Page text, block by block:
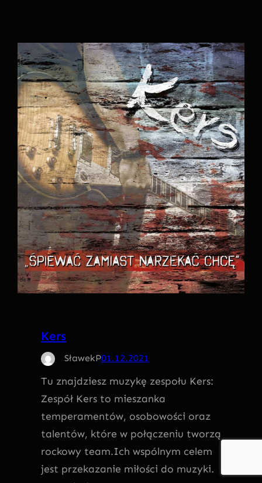
Kers
SławekP01.12.2021
Tu znajdziesz muzykę zespołu Kers:
Zespół Kers to mieszanka
temperamentów, osobowości oraz
talentów, które w połączeniu tworzą
rockowy team.Ich wspólnym celem
jest przekazanie miłości do muzyki.